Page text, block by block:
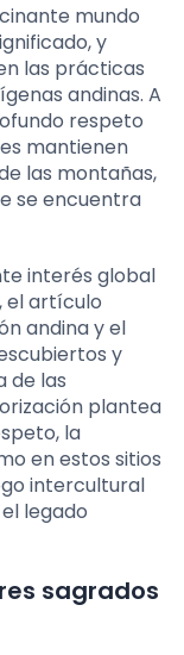
mundo
y
las prácticas
andinas. A
respeto
mantienen
las montañas,
se encuentra
interés global
el artículo
andina y el
y
de las
plantea
la
en estos sitios
intercultural
legado
sagrados